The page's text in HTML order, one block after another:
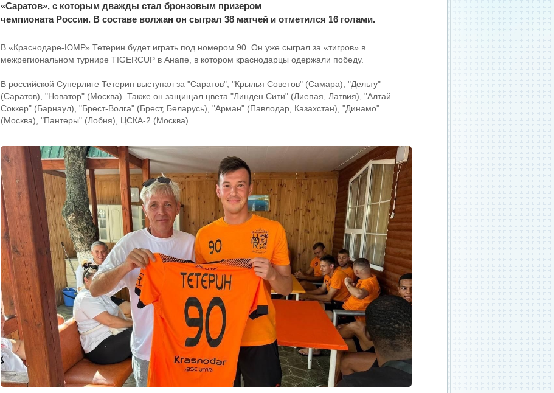
«Саратов», с которым дважды стал бронзовым призером
чемпионата России. В составе волжан он сыграл 38 матчей и отметился 16 голами.
В «Краснодаре-ЮМР» Тетерин будет играть под номером 90. Он уже сыграл за «тигров» в
межрегиональном турнире TIGERCUP в Анапе, в котором краснодарцы одержали победу.
В российской Суперлиге Тетерин выступал за "Саратов", "Крылья Советов" (Самара), "Дельту"
(Саратов), "Новатор" (Москва). Также он защищал цвета "Линден Сити" (Лиепая, Латвия), "Алтай
Соккер" (Барнаул), "Брест-Волга" (Брест, Беларусь), "Арман" (Павлодар, Казахстан), "Динамо"
(Москва), "Пантеры" (Лобня), ЦСКА-2 (Москва).